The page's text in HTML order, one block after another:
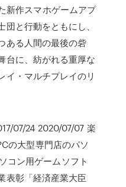
新作スマホゲームアプ
と行動をともにし、
ある人間の最後の砦
台に、紡がれる重厚な
イ・マルチプレイのリ
07/24 2020/07/07 楽
の大型専門店のパソ
コン用ゲームソフト
表彰「経済産業大臣